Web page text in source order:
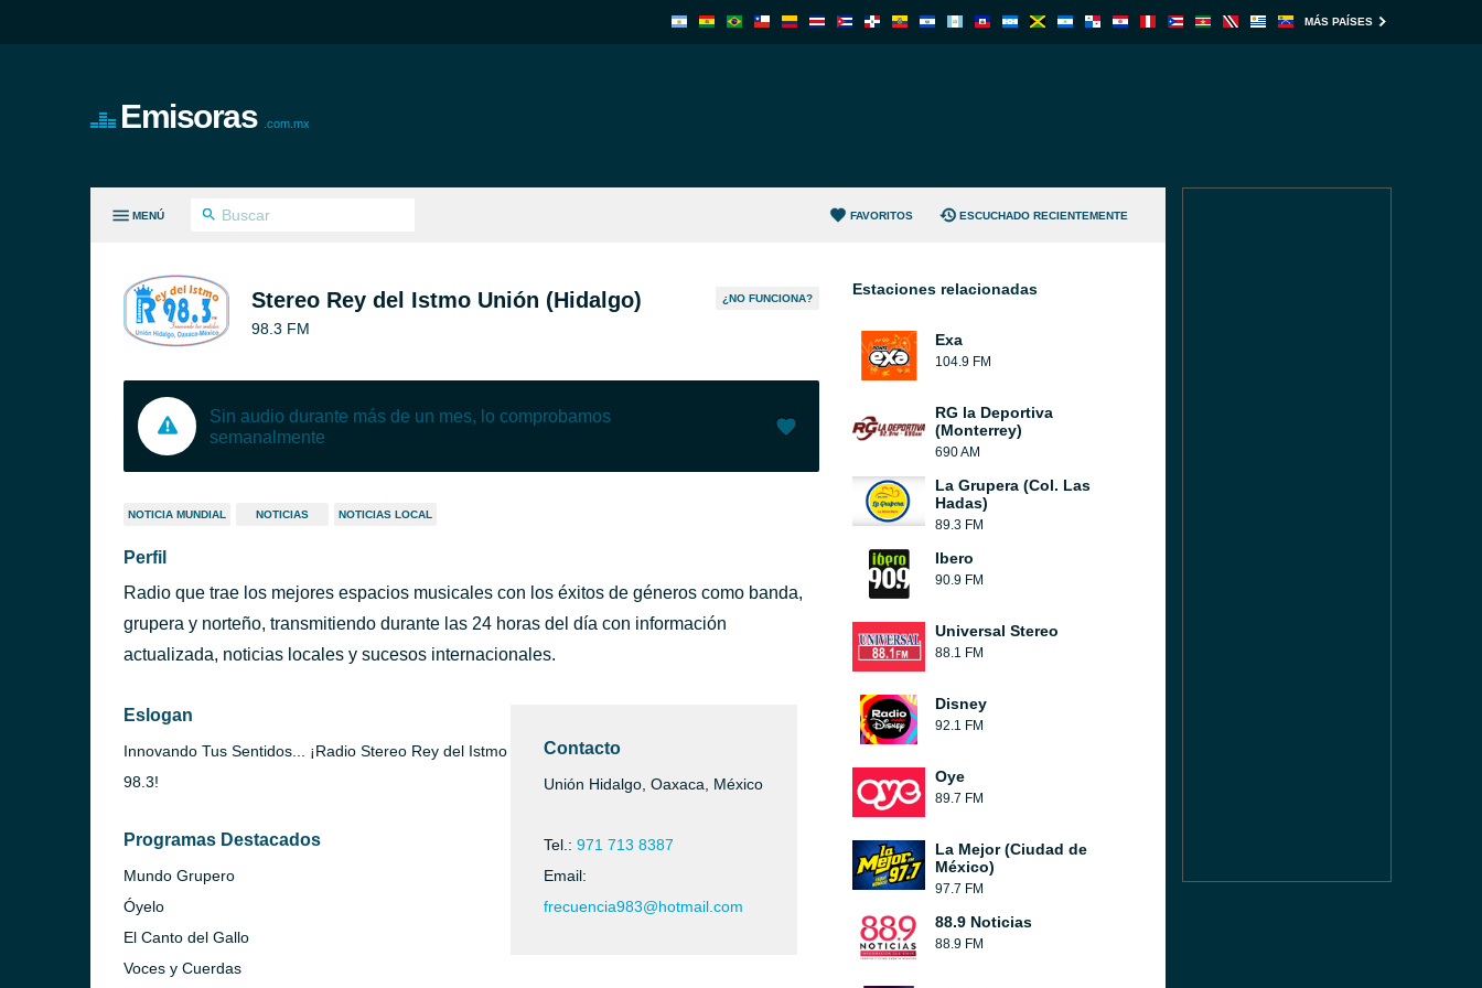
MÁS PAÍSES
Emisoras .com.mx
MENÚ FAVORITOS ESCUCHADO RECIENTEMENTE
Stereo Rey del Istmo Unión (Hidalgo)
98.3 FM
¿NO FUNCIONA?
Sin audio durante más de un mes, lo comprobamos
semanalmente
NOTICIA MUNDIAL NOTICIAS NOTICIAS LOCAL
Perfil
Radio que trae los mejores espacios musicales con los éxitos de géneros como banda,
grupera y norteño, transmitiendo durante las 24 horas del día con información
actualizada, noticias locales y sucesos internacionales.
Eslogan
Innovando Tus Sentidos... ¡Radio Stereo Rey del Istmo
98.3!
Programas Destacados
Mundo Grupero
Óyelo
El Canto del Gallo
Voces y Cuerdas
Contacto
Unión Hidalgo, Oaxaca, México
Tel.: 971 713 8387
Email:
frecuencia983@hotmail.com
Estaciones relacionadas
Exa
104.9 FM
RG la Deportiva
(Monterrey)
690 AM
La Grupera (Col. Las
Hadas)
89.3 FM
Ibero
90.9 FM
Universal Stereo
88.1 FM
Disney
92.1 FM
Oye
89.7 FM
La Mejor (Ciudad de
México)
97.7 FM
88.9 Noticias
88.9 FM